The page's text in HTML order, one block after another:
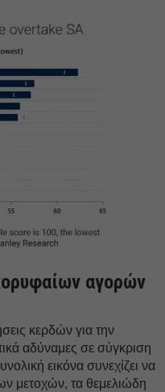
αγορών
κερδών για την
αδύναμες σε σύγκριση
εικόνα συνεχίζει να
μετοχών, τα θεμελιώδη